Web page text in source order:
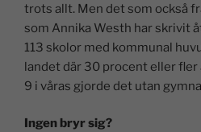
trots allt. Men det som också
som Annika Westh har skrivit
113 skolor med kommunal
landet där 30 procent eller fler
9 i våras gjorde det utan
Ingen bryr sig?